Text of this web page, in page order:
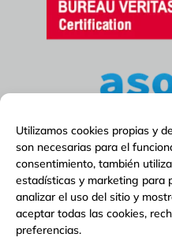
Utilizamos cookies propias y
son necesarias para el
consentimiento, también
estadísticas y marketing para
analizar el uso del sitio y
aceptar todas las cookies,
preferencias.